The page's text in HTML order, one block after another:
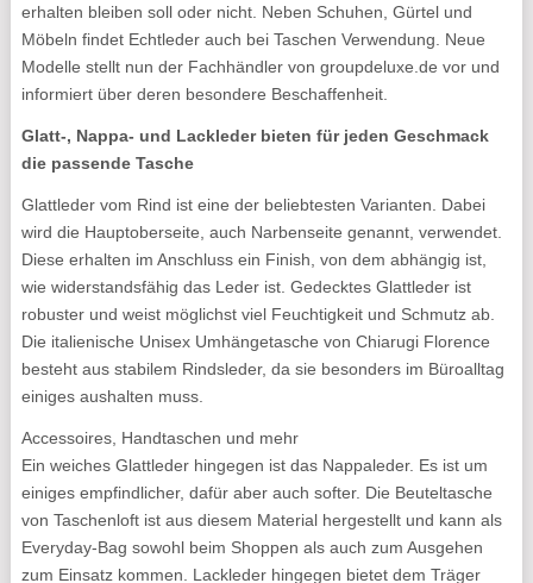
erhalten bleiben soll oder nicht. Neben Schuhen, Gürtel und
Möbeln findet Echtleder auch bei Taschen Verwendung. Neue
Modelle stellt nun der Fachhändler von groupdeluxe.de vor und
informiert über deren besondere Beschaffenheit.
Glatt-, Nappa- und Lackleder bieten für jeden Geschmack
die passende Tasche
Glattleder vom Rind ist eine der beliebtesten Varianten. Dabei
wird die Hauptoberseite, auch Narbenseite genannt, verwendet.
Diese erhalten im Anschluss ein Finish, von dem abhängig ist,
wie widerstandsfähig das Leder ist. Gedecktes Glattleder ist
robuster und weist möglichst viel Feuchtigkeit und Schmutz ab.
Die italienische Unisex Umhängetasche von Chiarugi Florence
besteht aus stabilem Rindsleder, da sie besonders im Büroalltag
einiges aushalten muss.
Accessoires, Handtaschen und mehr
Ein weiches Glattleder hingegen ist das Nappaleder. Es ist um
einiges empfindlicher, dafür aber auch softer. Die Beuteltasche
von Taschenloft ist aus diesem Material hergestellt und kann als
Everyday-Bag sowohl beim Shoppen als auch zum Ausgehen
zum Einsatz kommen. Lackleder hingegen bietet dem Träger